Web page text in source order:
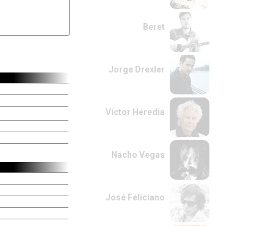
Beret
Jorge Drexler
Victor Heredia
Nacho Vegas
José Feliciano